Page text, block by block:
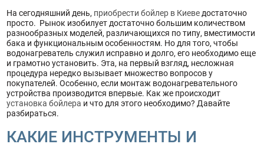
На сегодняшний день, приобрести бойлер в Киеведостаточно
просто. Рынок изобилует достаточно большим количеством
разнообразных моделей, различающихся по типу, вместимости
бака и функциональным особенностям. Но для того, чтобы
водонагреватель служил исправно и долго, его необходимо еще
и грамотно установить. Эта, на первый взгляд, несложная
процедура нередко вызывает множество вопросов у
покупателей. Особенно, если монтаж водонагревательного
устройства производится впервые. Как же происходит
установка бойлера и что для этого необходимо? Давайте
разбираться.
КАКИЕ ИНСТРУМЕНТЫ И